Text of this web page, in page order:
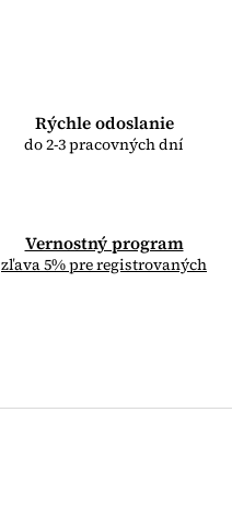
Rýchle odoslanie
do 2-3 pracovných dní
Vernostný program
zľava 5% pre registrovaných